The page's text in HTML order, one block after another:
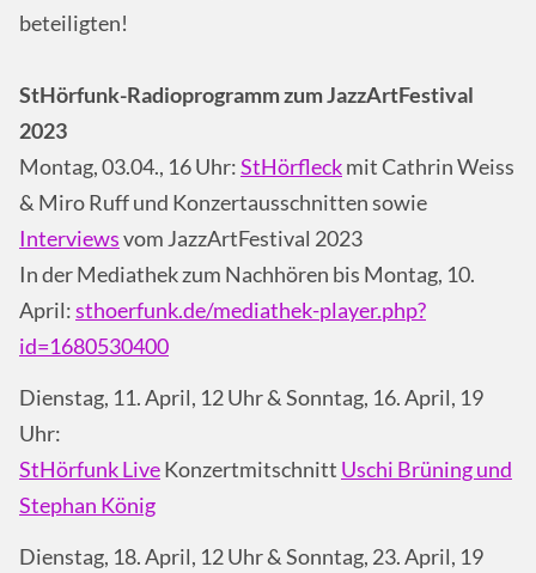
beteiligten!
StHörfunk-Radioprogramm zum JazzArtFestival
2023
Montag, 03.04., 16 Uhr:StHörfleckmit Cathrin Weiss
& Miro Ruff und Konzertausschnitten sowie
Interviewsvom JazzArtFestival 2023
In der Mediathek zum Nachhören bis Montag, 10.
April:sthoerfunk.de/mediathek-player.php?
id=1680530400
Dienstag, 11. April, 12 Uhr & Sonntag, 16. April, 19
Uhr:
StHörfunk LiveKonzertmitschnitt Uschi Brüning und
Stephan König
Dienstag, 18. April, 12 Uhr & Sonntag, 23. April, 19